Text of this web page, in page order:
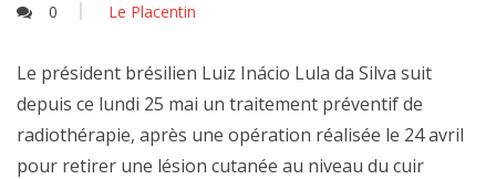
0
Le Placentin
Le président brésilien Luiz Inácio Lula da Silva suit
depuis ce lundi 25 mai un traitement préventif de
radiothérapie, après une opération réalisée le 24 avril
pour retirer une lésion cutanée au niveau du cuir